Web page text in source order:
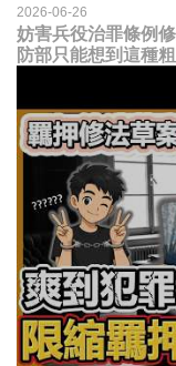
2026-06-26
妨害兵役治罪條例
防部只能想到這種